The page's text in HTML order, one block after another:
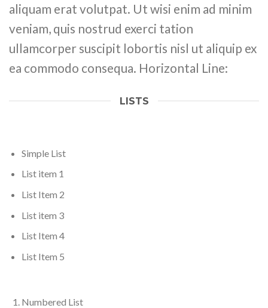
aliquam erat volutpat. Ut wisi enim ad minim
veniam, quis nostrud exerci tation
ullamcorper suscipit lobortis nisl ut aliquip ex
ea commodo consequa. Horizontal Line:
LISTS
Simple List
List item 1
List Item 2
List item 3
List Item 4
List Item 5
Numbered List